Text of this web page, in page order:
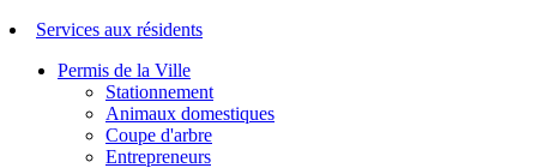
Services aux résidents
Permis de la Ville
Stationnement
Animaux domestiques
Coupe d'arbre
Entrepreneurs